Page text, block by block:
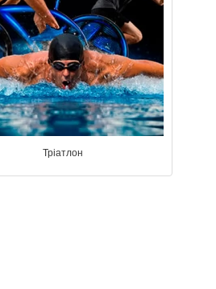
Тріатлон